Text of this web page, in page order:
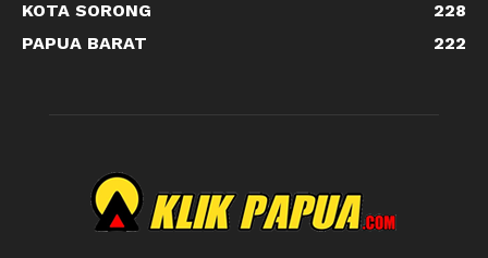
KOTA SORONG
228
PAPUA BARAT
222